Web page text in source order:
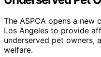
The ASPCA opens a new
Los Angeles to provide
underserved pet owners,
welfare.